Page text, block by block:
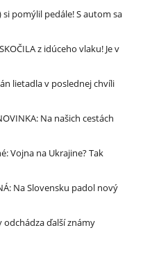
pomýlil pedále! S autom sa
z idúceho vlaku! Je v
lietadla v poslednej chvíli
Na našich cestách
Vojna na Ukrajine? Tak
Na Slovensku padol nový
odchádza ďalší známy